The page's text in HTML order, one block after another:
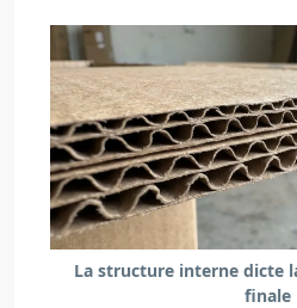
La structure interne dicte
finale